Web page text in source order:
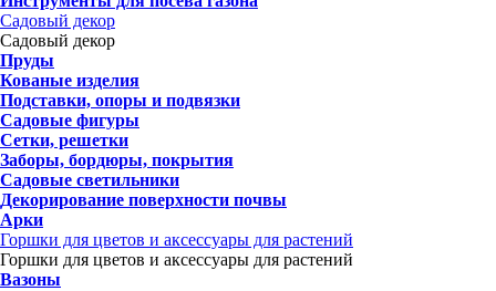
Садовый декор
Садовый декор
Пруды
Кованые изделия
Подставки, опоры и подвязки
Садовые фигуры
Сетки, решетки
Заборы, бордюры, покрытия
Садовые светильники
Декорирование поверхности почвы
Арки
Горшки для цветов и аксессуары для растений
Горшки для цветов и аксессуары для растений
Вазоны